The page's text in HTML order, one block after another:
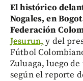
El histórico
Nogales, en
Federación
Jesurun, y del
Fútbol
Zuluaga, luego
según el reporte